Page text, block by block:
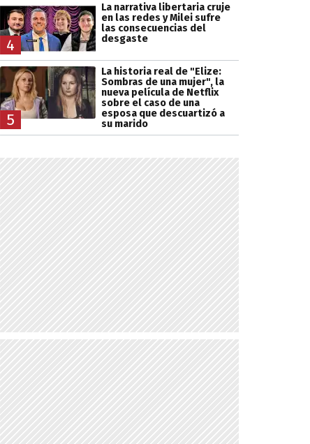
4
La narrativa libertaria cruje
en las redes y Milei sufre
las consecuencias del
desgaste
5
La historia real de "Elize:
Sombras de una mujer", la
nueva película de Netflix
sobre el caso de una
esposa que descuartizó a
su marido